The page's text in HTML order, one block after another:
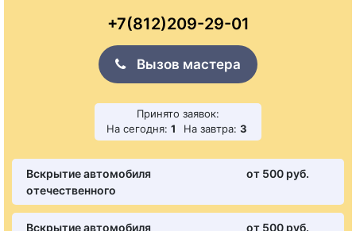
+7(812)209-29-01
Вызов мастера
Принято заявок:
На сегодня: 1 На завтра: 3
Вскрытие автомобиля
отечественного
от 500 pуб.
Вскрытие автомобиля от 500 pуб.